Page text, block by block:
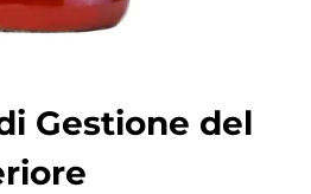
Gestione del